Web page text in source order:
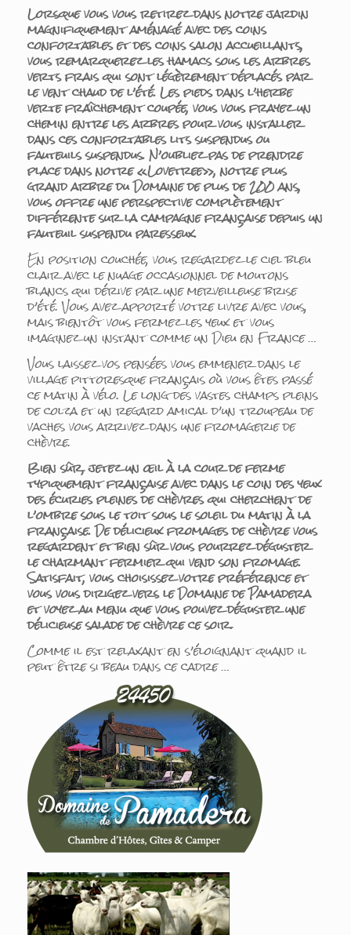
Lorsque vous vous retirez dans notre jardin
magnifiquement aménagé avec des coins
confortables et des coins salon accueillants,
vous remarquerez les hamacs sous les arbres
verts frais qui sont légèrement déplacés par
le vent chaud de l’été. Les pieds dans l’herbe
verte fraîchement coupée, vous vous frayez un
chemin entre les arbres pour vous installer
dans ces confortables lits suspendus ou
fauteuils suspendus. N’oubliez pas de prendre
place dans notre «Lovetree», notre plus
grand arbre du Domaine de plus de 200 ans,
vous offre une perspective complètement
différente sur la campagne française depuis un
fauteuil suspendu paresseux.
En position couchée, vous regardez le ciel bleu
clair avec le nuage occasionnel de moutons
blancs qui dérive par une merveilleuse brise
d’été. Vous avez apporté votre livre avec vous,
mais bientôt vous fermez les yeux et vous
imaginez un instant comme un Dieu en France …
Vous laissez vos pensées vous emmener dans le
village pittoresque français où vous êtes passé
ce matin à vélo. Le long des vastes champs pleins
de colza et un regard amical d’un troupeau de
vaches vous arrivez dans une fromagerie de
chèvre.
Bien sûr, jetez un œil à la cour de ferme
typiquement française avec dans le coin des yeux
des écuries pleines de chèvres qui cherchent de
l’ombre sous le toit sous le soleil du matin à la
française. De délicieux fromages de chèvre vous
regardent et bien sûr vous pourrez déguster
le charmant fermier qui vend son fromage.
Satisfait, vous choisissez votre préférence et
vous vous dirigez vers le Domaine de Pamadera
et voyez au menu que vous pouvez déguster une
délicieuse salade de chèvre ce soir.
Comme il est relaxant en s’éloignant quand il
peut être si beau dans ce cadre …